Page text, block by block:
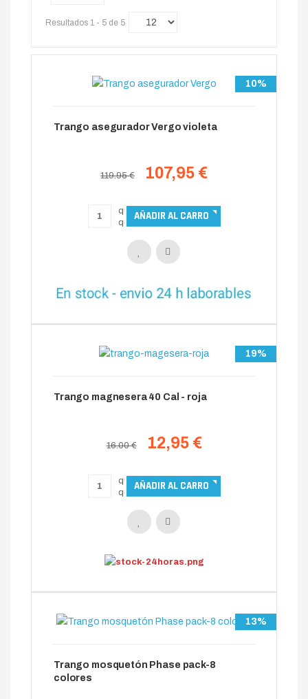
Resultados 1 - 5 de 5
10%
Trango asegurador Vergo violeta
119.95 € 107,95 €
19%
Trango magnesera 40 Cal - roja
16.00 € 12,95 €
13%
Trango mosquetón Phase pack-8
colores